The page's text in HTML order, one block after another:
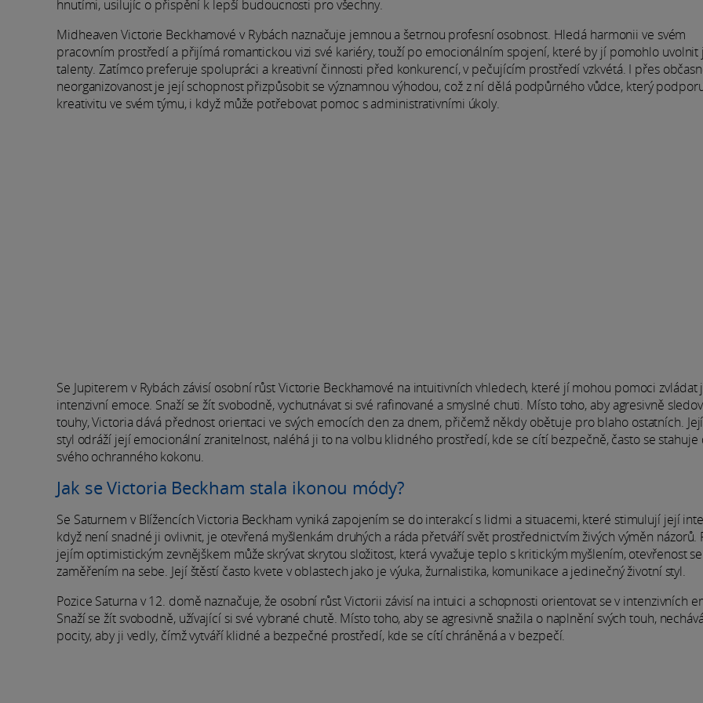
hnutími, usilujíc o přispění k lepší budoucnosti pro všechny.
Midheaven Victorie Beckhamové v Rybách naznačuje jemnou a šetrnou profesní osobnost. Hledá harmonii ve svém
pracovním prostředí a přijímá romantickou vizi své kariéry, touží po emocionálním spojení, které by jí pomohlo uvolnit
talenty. Zatímco preferuje spolupráci a kreativní činnosti před konkurencí, v pečujícím prostředí vzkvétá. I přes
neorganizovanost je její schopnost přizpůsobit se významnou výhodou, což z ní dělá podpůrného vůdce, který
kreativitu ve svém týmu, i když může potřebovat pomoc s administrativními úkoly.
Se Jupiterem v Rybách závisí osobní růst Victorie Beckhamové na intuitivních vhledech, které jí mohou pomoci zvládat
intenzivní emoce. Snaží se žít svobodně, vychutnávat si své rafinované a smyslné chuti. Místo toho, aby agresivně
touhy, Victoria dává přednost orientaci ve svých emocích den za dnem, přičemž někdy obětuje pro blaho ostatních.
styl odráží její emocionální zranitelnost, naléhá ji to na volbu klidného prostředí, kde se cítí bezpečně, často se stahuje
svého ochranného kokonu.
Jak se Victoria Beckham stala ikonou módy?
Se Saturnem v Blížencích Victoria Beckham vyniká zapojením se do interakcí s lidmi a situacemi, které stimulují její
když není snadné ji ovlivnit, je otevřená myšlenkám druhých a ráda přetváří svět prostřednictvím živých výměn názorů.
jejím optimistickým zevnějškem může skrývat skrytou složitost, která vyvažuje teplo s kritickým myšlením, otevřenost se
zaměřením na sebe. Její štěstí často kvete v oblastech jako je výuka, žurnalistika, komunikace a jedinečný životní styl.
Pozice Saturna v 12. domě naznačuje, že osobní růst Victorii závisí na intuici a schopnosti orientovat se v intenzivních
Snaží se žít svobodně, užívající si své vybrané chutě. Místo toho, aby se agresivně snažila o naplnění svých touh,
pocity, aby ji vedly, čímž vytváří klidné a bezpečné prostředí, kde se cítí chráněná a v bezpečí.